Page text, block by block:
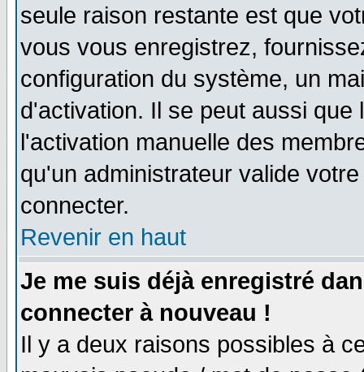
seule raison restante est que
vous vous enregistrez,
configuration du système, un
d'activation. Il se peut aussi
l'activation manuelle des
qu'un administrateur valide
connecter.
Revenir en haut
Je me suis déjà enregistré
connecter à nouveau !
Il y a deux raisons possibles à